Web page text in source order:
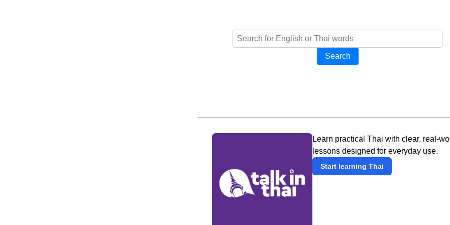
Search
Learn practical Thai with clear, real-
lessons designed for everyday use.
Start learning Thai